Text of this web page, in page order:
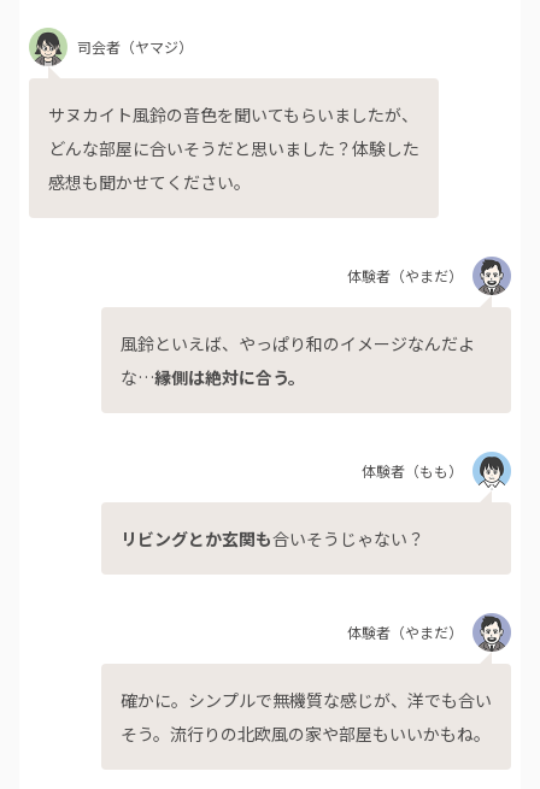
司会者 （ヤマジ）
サヌカイト風鈴の音色を聞いてもらいましたが、
どんな部屋に合いそうだと思いました？体験した
感想も聞かせてください。
体験者 （やまだ）
風鈴といえば、やっぱり和のイメージなんだよ
な…縁側は絶対に合う。
体験者 （もも）
リビングとか玄関も合いそうじゃない？
体験者 （やまだ）
確かに。シンプルで無機質な感じが、洋でも合い
そう。流行りの北欧風の家や部屋もいいかもね。